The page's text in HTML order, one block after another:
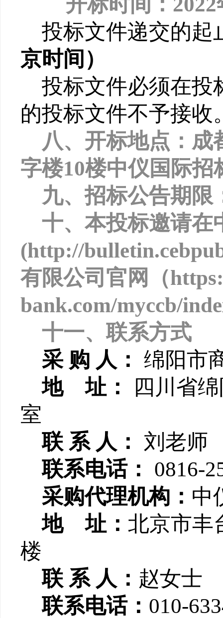
投标文件递交的起
京时间）
投标文件必须在投
的投标文件不予接收
八、开标地点：成
字楼10楼中仪国际
九、招标公告期限
十、本投标邀请在
(http://
有限公司官网（
bank.com/myccb/
十一、联系方式
采 购 人： 绵阳市
地 址：
四川省
室
联 系 人： 刘老师
联系电话： 0816-
采购代理机构： 中
地 址： 北京市丰
楼
联 系 人： 赵女士
联系电话： 010-